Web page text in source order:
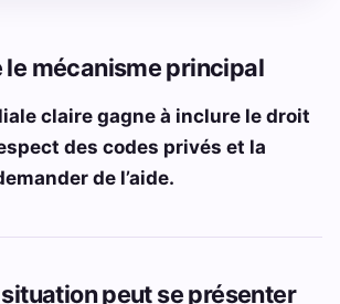
le mécanisme principal
claire gagne à inclure le droit
des codes privés et la
de l’aide.
peut se présenter